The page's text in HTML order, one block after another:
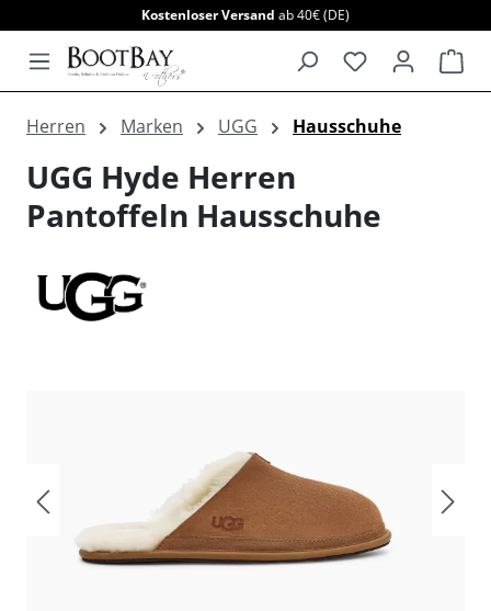
Kostenloser Versand ab 40€ (DE)
Herren Marken UGG Hausschuhe
UGG Hyde Herren
Pantoffeln Hausschuhe